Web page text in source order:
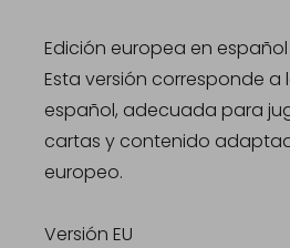
Edición europea en español
Esta versión corresponde a
español, adecuada para
cartas y contenido
europeo.
Versión EU